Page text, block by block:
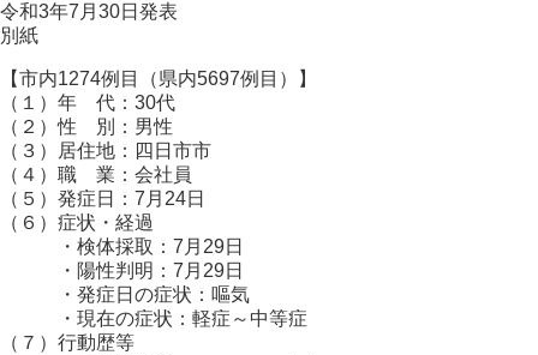
令和3年7月30日発表
別紙
【市内1274例目（県内5697例目）】
（１）年 代：30代
（２）性 別：男性
（３）居住地：四日市市
（４）職 業：会社員
（５）発症日：7月24日
（６）症状・経過
・検体採取：7月29日
・陽性判明：7月29日
・発症日の症状：嘔気
・現在の症状：軽症～中等症
（７）行動歴等